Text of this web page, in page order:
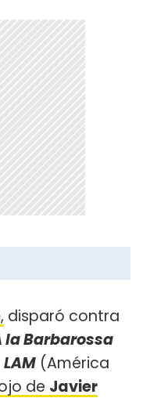
, disparó contra
la Barbarossa
LAM (América
de Javier